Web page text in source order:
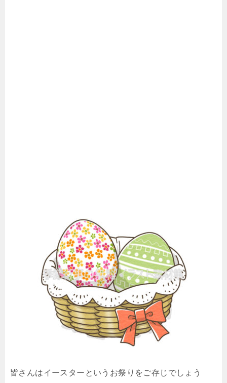
皆さんはイースターというお祭りをご存じでしょう